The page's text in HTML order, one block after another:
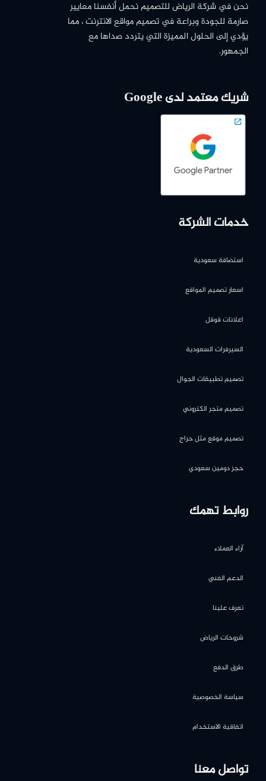
نحن في شركة الرياض للتصميم نحمل أنفسنا معايير
صارمة للجودة وبراعة في تصميم مواقع الانترنت ، مما
يؤدي إلى الحلول المميزة التي يتردد صداها مع
الجمهور.
شريك معتمد لدى Google
خدمات الشركة
استضافة سعودية
اسعار تصميم المواقع
اعلانات قوقل
السيرفرات السعودية
تصميم تطبيقات الجوال
تصميم متجر الكتروني
تصميم موقع مثل حراج
حجز دومين سعودي
روابط تهمك
آراء العملاء
الدعم الفني
تعرف علينا
شروحات الرياض
طرق الدفع
سياسة الخصوصية
اتفاقية الاستخدام
تواصل معنا